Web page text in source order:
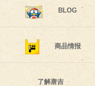
BLOG
商品情报
了解唐吉